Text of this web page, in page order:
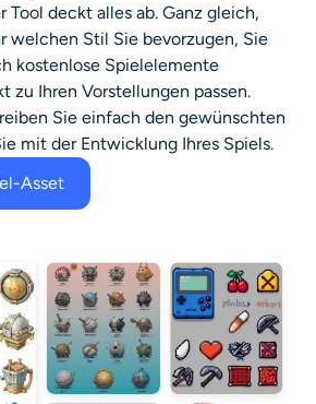
Tool deckt alles ab. Ganz gleich,
welchen Stil Sie bevorzugen, Sie
kostenlose Spielelemente
zu Ihren Vorstellungen passen.
Sie einfach den gewünschten
mit der Entwicklung Ihres Spiels.
Asset